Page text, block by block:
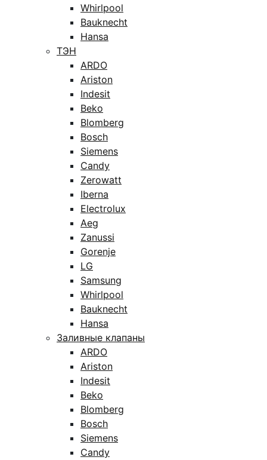
Whirlpool
Bauknecht
Hansa
ТЭН
ARDO
Ariston
Indesit
Beko
Blomberg
Bosch
Siemens
Candy
Zerowatt
Iberna
Electrolux
Aeg
Zanussi
Gorenje
LG
Samsung
Whirlpool
Bauknecht
Hansa
Заливные клапаны
ARDO
Ariston
Indesit
Beko
Blomberg
Bosch
Siemens
Candy